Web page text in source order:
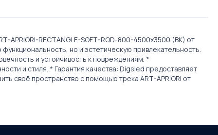
APRIORI-RECTANGLE-SOFT-ROD-800-4500x3500 (BK) от
но и эстетическую привлекательность.
и устойчивость к повреждениям. *
и стиля. * Гарантия качества: Digsled предоставляет
своё пространство с помощью трека ART-APRIORI от